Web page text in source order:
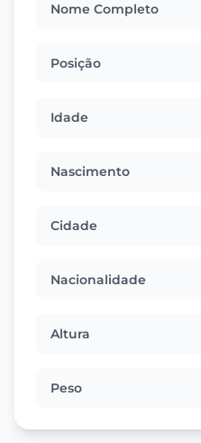
Nome Completo
Posição
Idade
Nascimento
Cidade
Nacionalidade
Altura
Peso